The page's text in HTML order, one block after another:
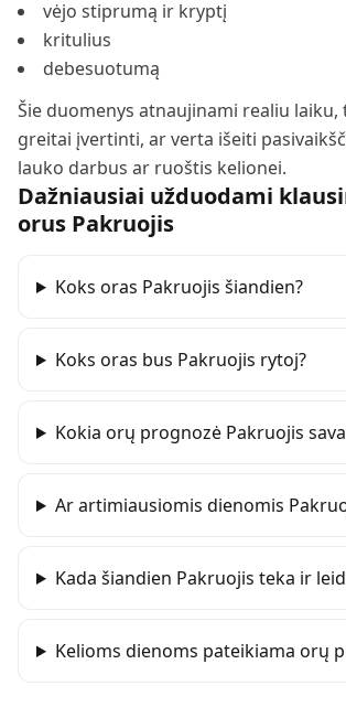
vėjo stiprumą ir kryptį
kritulius
debesuotumą
Šie duomenys atnaujinami realiu laiku,
greitai įvertinti, ar verta išeiti
lauko darbus ar ruoštis kelionei.
Dažniausiai užduodami
orus Pakruojis
Koks oras Pakruojis šiandien?
Koks oras bus Pakruojis rytoj?
Kokia orų prognozė Pakruojis
Ar artimiausiomis dienomis
Kada šiandien Pakruojis teka ir
Kelioms dienoms pateikiama orų